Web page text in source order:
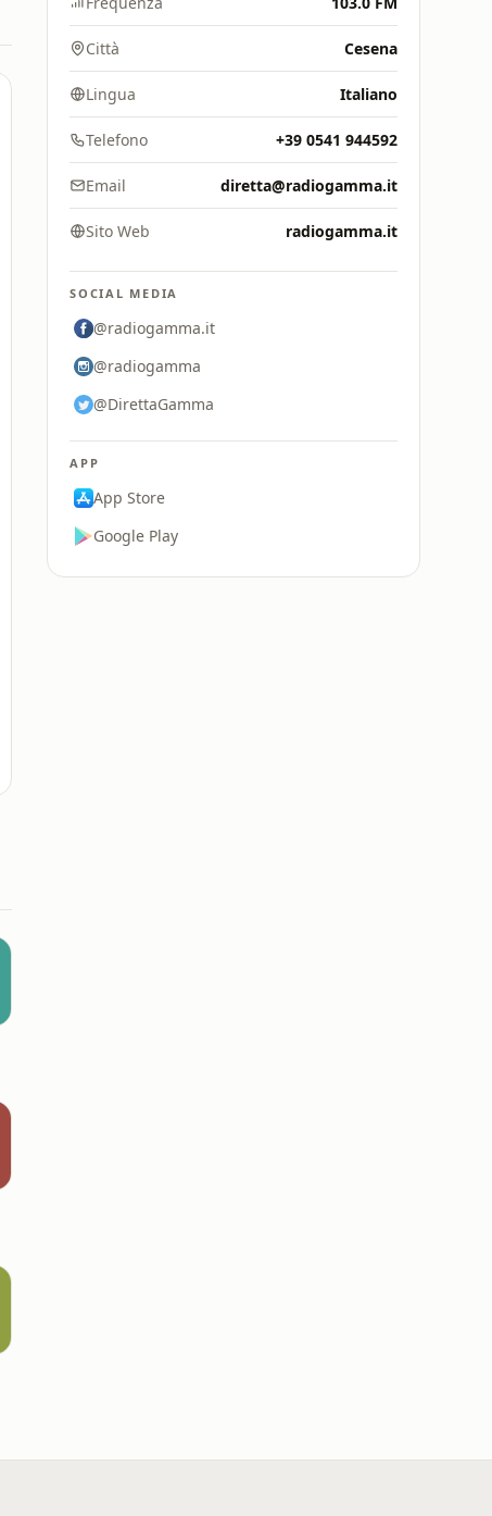
Città Cesena
Lingua Italiano
Telefono +39 0541 944592
Email diretta@radiogamma.it
Sito Web radiogamma.it
SOCIAL MEDIA
@radiogamma.it
@radiogamma
@DirettaGamma
APP
App Store
Google Play